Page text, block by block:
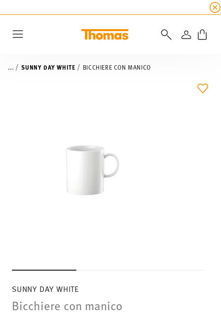
5% di sconto extra! Fino al
ACCEDI
... SUNNY DAY WHITE BICCHIERE CON MANICO
SUNNY DAY WHITE
Bicchiere con manico